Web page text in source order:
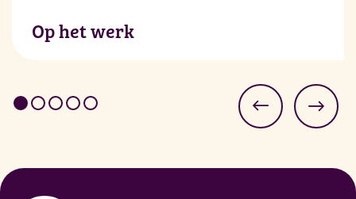
Op het werk
energie, smaak en werkplezier de hele
dag meedoen.